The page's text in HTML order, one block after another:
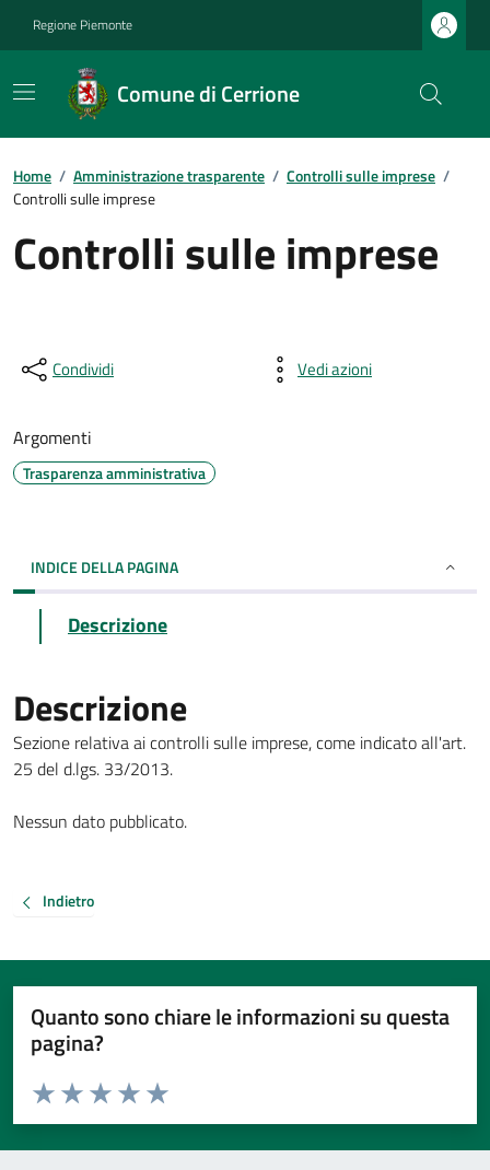
Regione Piemonte
Comune di Cerrione
Home / Amministrazione trasparente / Controlli sulle imprese /
Controlli sulle imprese
Controlli sulle imprese
Condividi Vedi azioni
Argomenti
Trasparenza amministrativa
INDICE DELLA PAGINA
Descrizione
Descrizione
Sezione relativa ai controlli sulle imprese, come indicato all'art.
25 del d.lgs. 33/2013.
Nessun dato pubblicato.
Indietro
Quanto sono chiare le informazioni su questa
pagina?
Valuta da 1 a 5 stelle la pagina
Valuta 5 stelle su 5
Valuta 4 stelle su 5
Valuta 3 stelle su 5
Valuta 2 stelle su 5
Valuta 1 stelle su 5